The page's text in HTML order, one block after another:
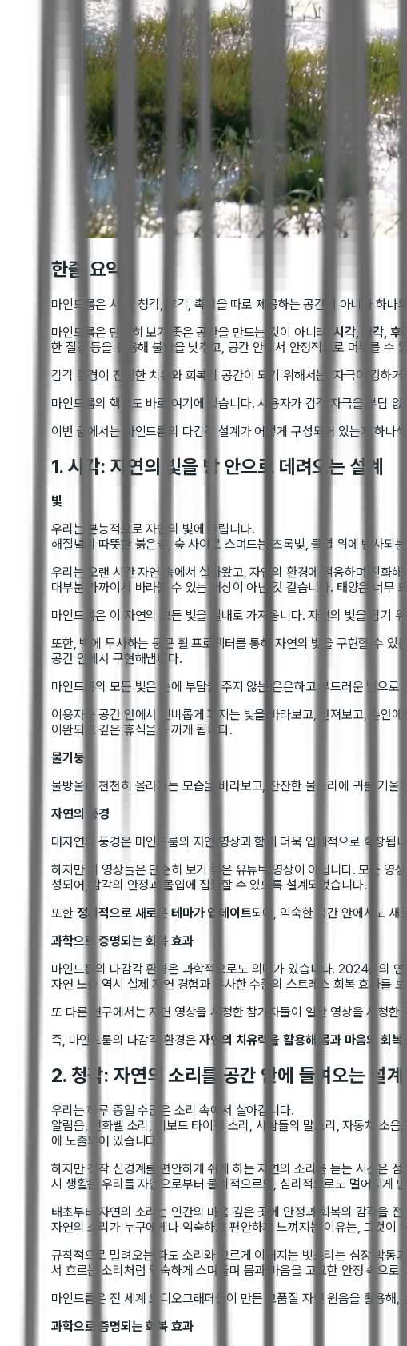
한줄 요약
마인드룸은 시각, 청각, 후각, 촉각을 따로 제공하는 공간이 아니라 하
마인드룸은 단순히 보기 좋은 공간을 만드는 것이 아니라, 시각, 청각, 후
한 질감 등을 활용해 불안을 낮추고, 공간 안에서 안정적으로 머무를 수
감각 환경이 진정한 치유와 회복의 공간이 되기 위해서는, 자극이 강하
마인드룸의 핵심도 바로 여기에 있습니다. 사용자가 감각 자극을 부담
이번 글에서는 마인드룸의 다감각 설계가 어떻게 구성되어 있는지 하나
1. 시각: 자연의 빛을 방 안으로 데려오는 설계
빛
우리는 본능적으로 자연의 빛에 끌립니다.
해질녘의 따뜻한 붉은빛, 숲 사이로 스며드는 초록빛, 물결 위에 반사되
우리는 오랜 시간 자연 속에서 살아왔고, 자연의 환경에 적응하며 진화
대부분 가까이서 바라볼 수 있는 대상이 아닌 것 같습니다. 태양은 너무
마인드룸은 이 자연의 모든 빛을 실내로 가져옵니다. 자연의 빛을 담기
또한, 벽에 투사하는 둥근 휠 프로젝터를 통해 자연의 빛을 구현할 수
공간 안에서 구현해냅니다.
마인드룸의 모든 빛은 눈에 부담을 주지 않는 은은하고 부드러운 빛으로
이용자는 공간 안에서 신비롭게 퍼지는 빛을 바라보고, 만져보고, 손안
이완되고 깊은 휴식을 느끼게 됩니다.
물기둥
물방울이 천천히 올라가는 모습을 바라보고, 잔잔한 물소리에 귀를 기
자연의 풍경
대자연의 풍경은 마인드룸의 자연 영상과 함께 더욱 입체적으로 확장
하지만 이 영상들은 단순히 보기 좋은 유튜브 영상이 아닙니다. 모든 영
성되어, 감각의 안정과 몰입에 집중할 수 있도록 설계되었습니다.
또한 정기적으로 새로운 테마가 업데이트되어, 익숙한 공간 안에서도 새
과학으로 증명되는 회복 효과
마인드룸의 다감각 환경은 과학적으로도 의미가 있습니다. 2024년의
자연 노출 역시 실제 자연 경험과 유사한 수준의 스트레스 회복 효과를
또 다른 연구에서는 자연 영상을 시청한 참가자들이 일반 영상을 시청
즉, 마인드룸의 다감각 환경은자연의 치유력을 활용해 몸과 마음의 회복
2. 청각: 자연의 소리를 공간 안에 들여오는 설계
우리는 하루 종일 수많은 소리 속에서 살아갑니다.
알림음, 전화벨 소리, 키보드 타이핑 소리, 사람들의 말소리, 자동차 소
에 노출되어 있습니다.
하지만 정작 신경계를 편안하게 쉬게 하는 자연의 소리를 듣는 시간은
시 생활은 우리를 자연으로부터 물리적으로도, 심리적으로도 멀어지게
태초부터 자연의 소리는 인간의 마음 깊은 곳에 안정과 회복의 감각을 전
자연의 소리가 누구에게나 익숙하고 편안하게 느껴지는 이유는, 그것이
규칙적으로 밀려오는 파도 소리와 고르게 이어지는 빗소리는 심장 박동
서 흐르는 소리처럼 익숙하게 스며들며 몸과 마음을 고요한 안정 속으로
마인드룸은 전 세계 오디오그래퍼들이 만든 고품질 자연 원음을 활용해
과학으로 증명되는 회복 효과